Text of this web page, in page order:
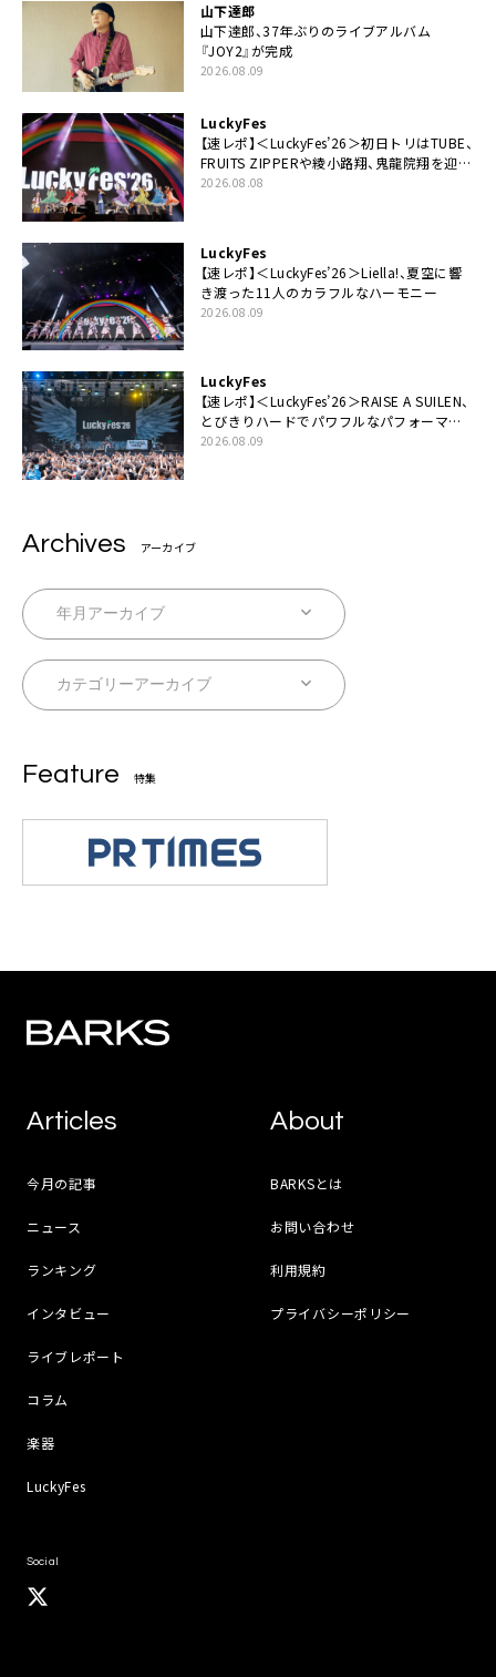
山下達郎
山下達郎、37年ぶりのライブアルバム
『JOY2』が完成
2026.08.09
LuckyFes
【速レポ】＜LuckyFes’26＞初日トリはTUBE、
FRUITS ZIPPERや綾小路翔、鬼龍院翔を迎え
た豪華コラボも「知ってたらぜひ一緒に歌っ
2026.08.08
LuckyFes
【速レポ】＜LuckyFes’26＞Liella!、夏空に響
き渡った11人のカラフルなハーモニー
2026.08.09
LuckyFes
【速レポ】＜LuckyFes’26＞RAISE A SUILEN、
とびきりハードでパワフルなパフォーマン
ス「一緒に踊っていただけますか？」
2026.08.09
Archives アーカイブ
Feature 特集
Articles
今月の記事
ニュース
ランキング
インタビュー
ライブレポート
コラム
楽器
LuckyFes
About
BARKSとは
お問い合わせ
利用規約
プライバシーポリシー
Social